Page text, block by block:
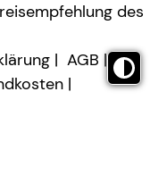
des
AGB